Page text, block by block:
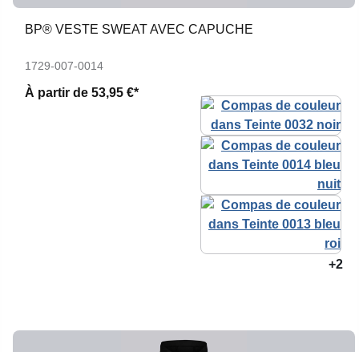
BP® VESTE SWEAT AVEC CAPUCHE
1729-007-0014
À partir de 53,95 €*
+2